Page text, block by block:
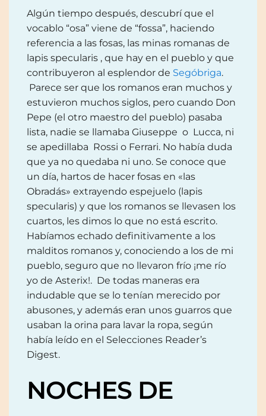
Algún tiempo después, descubrí que el
vocablo “osa” viene de “fossa”, haciendo
referencia a las fosas, las minas romanas de
lapis specularis , que hay en el pueblo y que
contribuyeron al esplendor de Segóbriga.
Parece ser que los romanos eran muchos y
estuvieron muchos siglos, pero cuando Don
Pepe (el otro maestro del pueblo) pasaba
lista, nadie se llamaba Giuseppe o Lucca, ni
se apedillaba Rossi o Ferrari. No había duda
que ya no quedaba ni uno. Se conoce que
un día, hartos de hacer fosas en «las
Obradás» extrayendo espejuelo (lapis
specularis) y que los romanos se llevasen los
cuartos, les dimos lo que no está escrito.
Habíamos echado definitivamente a los
malditos romanos y, conociendo a los de mi
pueblo, seguro que no llevaron frío ¡me río
yo de Asterix!. De todas maneras era
indudable que se lo tenían merecido por
abusones, y además eran unos guarros que
usaban la orina para lavar la ropa, según
había leído en el Selecciones Reader’s
Digest.
NOCHES DE